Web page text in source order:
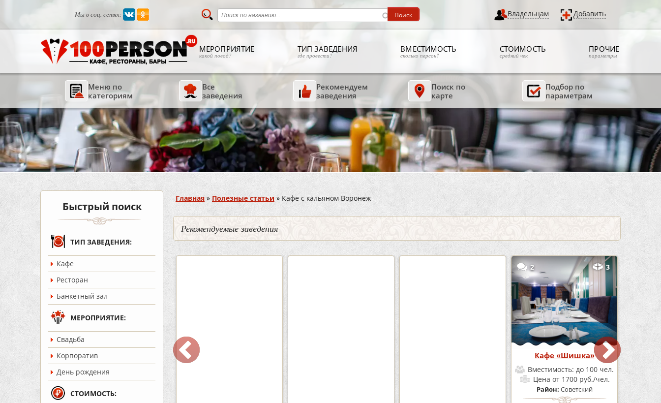
Мы в соц. сетях: Владельцам Добавить
МЕРОПРИЯТИЕ
какой повод?
ТИП ЗАВЕДЕНИЯ
где провести?
ВМЕСТИМОСТЬ
сколько персон?
СТОИМОСТЬ
средний чек
ПРОЧИЕ
параметры
Меню по
категориям
Все
заведения
Рекомендуем
заведения
Поиск по
карте
Подбор по
параметрам
Быстрый поиск
ТИП ЗАВЕДЕНИЯ:
Кафе
Ресторан
Банкетный зал
МЕРОПРИЯТИЕ:
Cвадьба
Корпоратив
День рождения
СТОИМОСТЬ:
Вы здесь
Главная » Полезные статьи » Кафе с кальяном Воронеж
Рекомендуемые заведения
5
до 160 чел.
1200 руб./чел.
Кафе «Шишка»
Вместимость:
Ценаот 1700 руб./чел.
Район:
2 3
Кафе «Шишка»
Вместимость: до 100 чел.
Цена от 1700 руб./чел.
Район: Советский